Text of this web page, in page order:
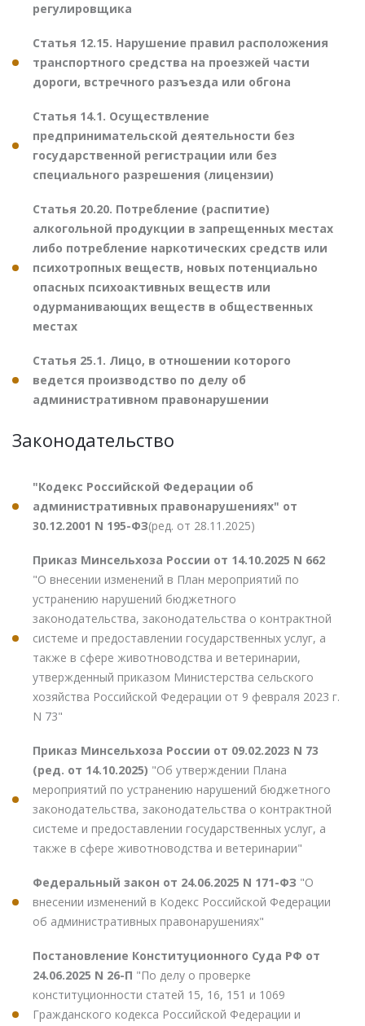
регулировщика
Статья 12.15. Нарушение правил расположения
транспортного средства на проезжей части
дороги, встречного разъезда или обгона
Статья 14.1. Осуществление
предпринимательской деятельности без
государственной регистрации или без
специального разрешения (лицензии)
Статья 20.20. Потребление (распитие)
алкогольной продукции в запрещенных местах
либо потребление наркотических средств или
психотропных веществ, новых потенциально
опасных психоактивных веществ или
одурманивающих веществ в общественных
местах
Статья 25.1. Лицо, в отношении которого
ведется производство по делу об
административном правонарушении
Законодательство
"Кодекс Российской Федерации об
административных правонарушениях" от
30.12.2001 N 195-ФЗ(ред. от 28.11.2025)
Приказ Минсельхоза России от 14.10.2025 N 662
"О внесении изменений в План мероприятий по
устранению нарушений бюджетного
законодательства, законодательства о контрактной
системе и предоставлении государственных услуг, а
также в сфере животноводства и ветеринарии,
утвержденный приказом Министерства сельского
хозяйства Российской Федерации от 9 февраля 2023 г.
N 73"
Приказ Минсельхоза России от 09.02.2023 N 73
(ред. от 14.10.2025) "Об утверждении Плана
мероприятий по устранению нарушений бюджетного
законодательства, законодательства о контрактной
системе и предоставлении государственных услуг, а
также в сфере животноводства и ветеринарии"
Федеральный закон от 24.06.2025 N 171-ФЗ "О
внесении изменений в Кодекс Российской Федерации
об административных правонарушениях"
Постановление Конституционного Суда РФ от
24.06.2025 N 26-П "По делу о проверке
конституционности статей 15, 16, 151 и 1069
Гражданского кодекса Российской Федерации и